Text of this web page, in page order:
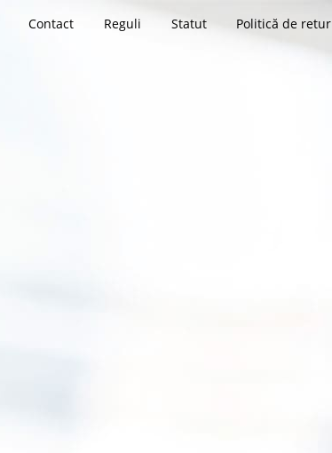
Contact Reguli Statut Politică de retur